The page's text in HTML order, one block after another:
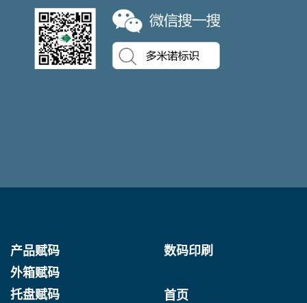
产品赋码
外箱赋码
托盘赋码
数码印刷
首页